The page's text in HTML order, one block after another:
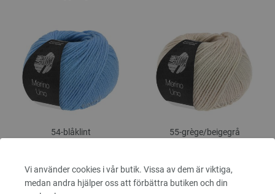
Vi använder cookies i vår butik. Vissa av dem är viktiga,
medan andra hjälper oss att förbättra butiken och din
54-blåklint 55-grège/beigegrå